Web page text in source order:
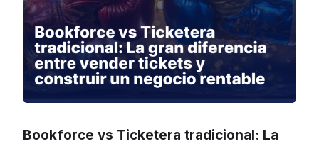
Bookforce vs Ticketera tradicional: La